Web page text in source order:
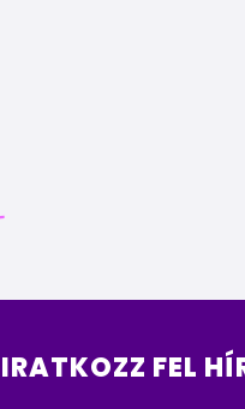
IRATKOZZ FEL